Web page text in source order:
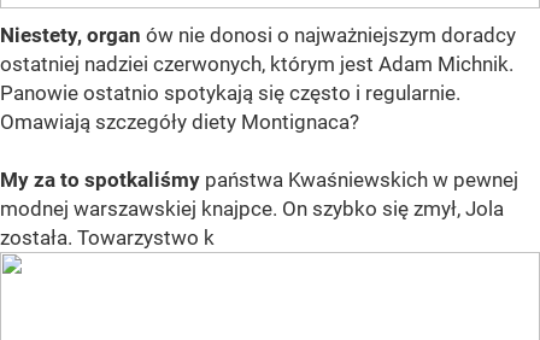
Niestety, organ ów nie donosi o najważniejszym doradcy
ostatniej nadziei czerwonych, którym jest Adam Michnik.
Panowie ostatnio spotykają się często i regularnie.
Omawiają szczegóły diety Montignaca?
My za to spotkaliśmy państwa Kwaśniewskich w pewnej
modnej warszawskiej knajpce. On szybko się zmył, Jola
została. Towarzystwo k